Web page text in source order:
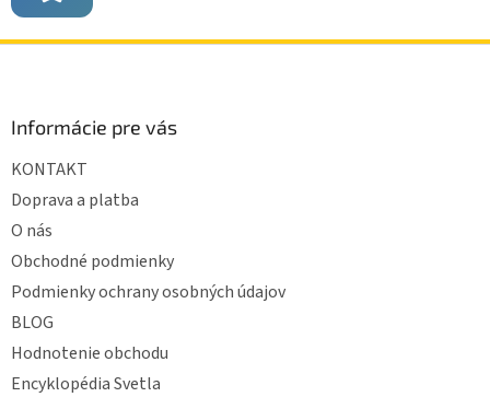
Informácie pre vás
KONTAKT
Doprava a platba
O nás
Obchodné podmienky
Podmienky ochrany osobných údajov
BLOG
Hodnotenie obchodu
Encyklopédia Svetla